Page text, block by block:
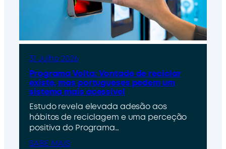
31 Julho 2026
Programa Volta: Vontade de reciclar
existe, mas portugueses pedem um
sistema mais acessível
Estudo revela elevada adesão aos
hábitos de reciclagem e uma perceção
positiva do Programa…
SABE MAIS